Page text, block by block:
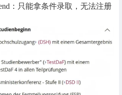
：只能拿条件录取，无法注册